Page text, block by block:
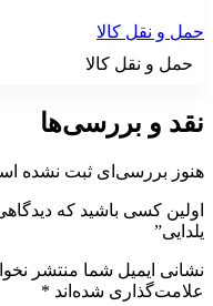
حمل و نقل کالا
حمل و نقل کالا
نقد و بررسی‌ها
هنوز بررسی‌ای ثبت نشده
اولین کسی باشید که
یلدایی”
نشانی ایمیل شما منتشر
علامت‌گذاری شده‌اند *